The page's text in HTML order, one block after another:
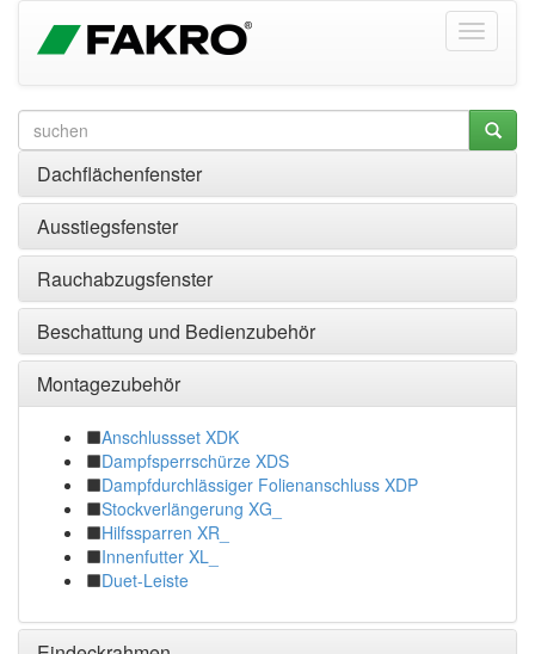
Dachflächenfenster
Ausstiegsfenster
Rauchabzugsfenster
Beschattung und Bedienzubehör
Montagezubehör
Anschlussset XDK
Dampfsperrschürze XDS
Dampfdurchlässiger Folienanschluss XDP
Stockverlängerung XG_
Hilfssparren XR_
Innenfutter XL_
Duet-Leiste